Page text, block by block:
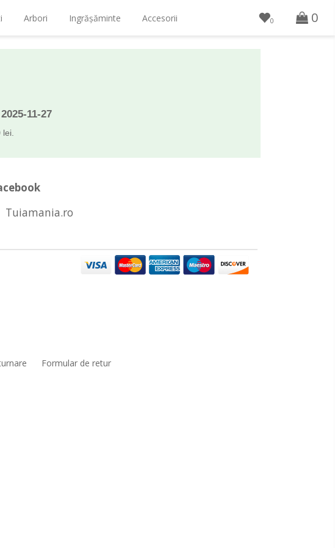
0
0
Arbori Ingrășăminte Accesorii
2025-11-27
Tuiamania.ro
Formular de retur